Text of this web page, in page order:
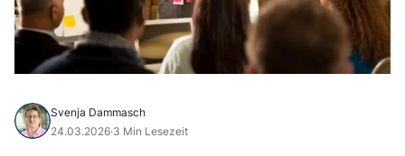
Svenja Dammasch
24.03.2026·3 Min Lesezeit